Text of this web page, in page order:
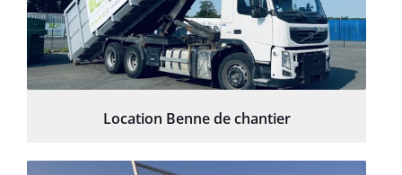
Location Benne de chantier